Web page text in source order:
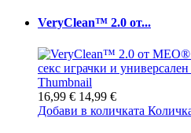
VeryClean™ 2.0 от...
16,99 € 14,99 €
Добави в количката